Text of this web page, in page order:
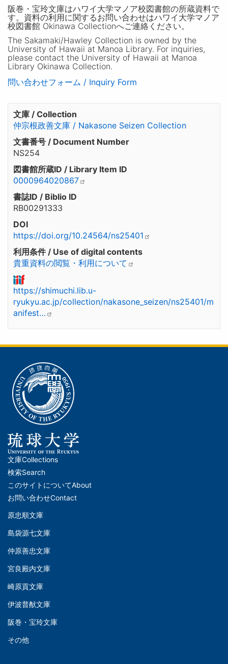
阪巻・宝玲文庫はハワイ大学マノア校図書館の所蔵資料で
す。資料の利用に関するお問い合わせはハワイ大学マノア
校図書館 Okinawa Collectionへご連絡ください。
The Sakamaki/Hawley Collection is owned by the
University of Hawaii at Manoa Library. For inquiries,
please contact the University of Hawaii at Manoa
Library Okinawa Collection.
問い合わせフォーム / Inquiry Form
文庫 / Collection
仲宗根政善文庫 / Nakasone Seizen Collection
文書番号 / Document Number
NS254
図書館所蔵ID / Library Item ID
0000964020867
書誌ID / Biblio ID
RB00291333
DOI
https://doi.org/10.24564/ns25401
利用条件 / Use of digital contents
貴重資料の閲覧・利用について
https://shimuchi.lib.u-
ryukyu.ac.jp/collection/nakasone_seizen/ns25401/m
anifest…
メ
イ
ン
ナ
ビ
ー
シ
ョ
ン
ッ
タ
文庫Collections
検索Search
このサイトについてAbout
お問い合わせContact
文
(Left)
原忠順文庫
島袋源七文庫
仲原善忠文庫
文
(Middle)
宮良殿内文庫
崎原貢文庫
伊波普猷文庫
文
庫
阪巻・宝玲文庫
その他